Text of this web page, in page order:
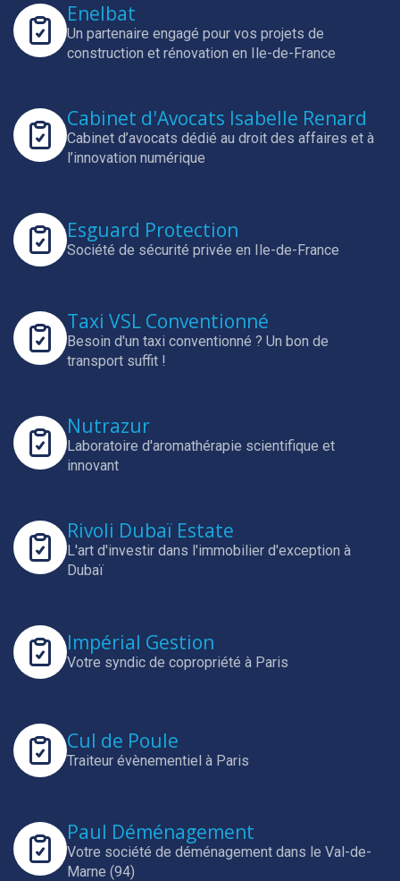
Enelbat
Un partenaire engagé pour vos projets de
construction et rénovation en Ile-de-France
Cabinet d'Avocats Isabelle Renard
Cabinet d’avocats dédié au droit des affaires et à
l’innovation numérique
Esguard Protection
Société de sécurité privée en Ile-de-France
Taxi VSL Conventionné
Besoin d'un taxi conventionné ? Un bon de
transport suffit !
Nutrazur
Laboratoire d'aromathérapie scientifique et
innovant
Rivoli Dubaï Estate
L'art d'investir dans l'immobilier d'exception à
Dubaï
Impérial Gestion
Votre syndic de copropriété à Paris
Cul de Poule
Traiteur évènementiel à Paris
Paul Déménagement
Votre société de déménagement dans le Val-de-
Marne (94)